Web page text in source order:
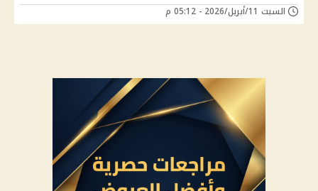
السبت 11/أبريل/2026 - 05:12 م